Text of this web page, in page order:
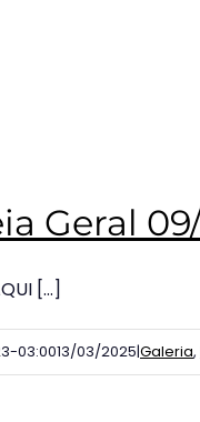
Geral
[...]
03:0013/03/2025|Galeria,